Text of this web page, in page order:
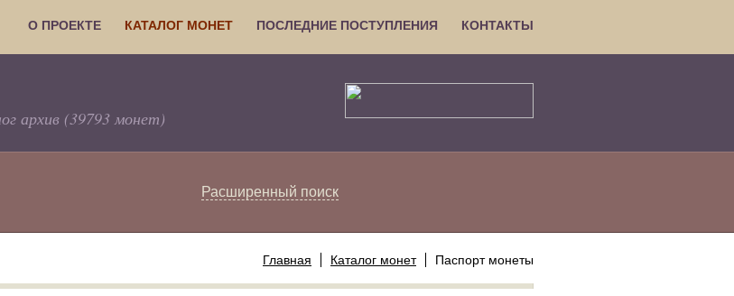
О ПРОЕКТЕ КАТАЛОГ МОНЕТ ПОСЛЕДНИЕ ПОСТУПЛЕНИЯ КОНТАКТЫ
архив (39793 монет)
Расширенный поиск
Главная Каталог монет Паспорт монеты